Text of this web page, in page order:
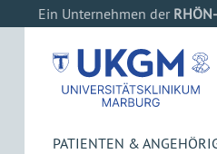
Ein Unternehmen der
PATIENTEN &